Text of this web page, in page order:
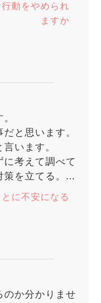
動をやめられ
ますか
と思います。
います。
に考えて調べて
策を立てる。...
に不安になる
のか分かりませ